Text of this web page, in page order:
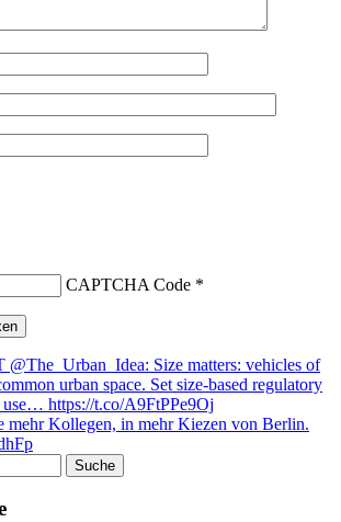
CAPTCHA Code *
@The_Urban_Idea: Size matters: vehicles of
urban space. Set size-based regulatory
https://t.co/A9FtPPe9Oj
mehr Kollegen, in mehr Kiezen von Berlin.